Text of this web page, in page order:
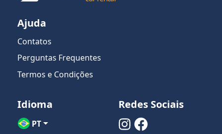
Ajuda
Contatos
Perguntas Frequentes
Termos e Condições
Idioma
PT
Redes Sociais